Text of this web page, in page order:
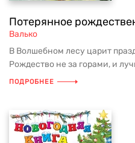
Потерянное
Валько
В Волшебном лесу царит
Рождество не за горами, и
ПОДРОБНЕЕ